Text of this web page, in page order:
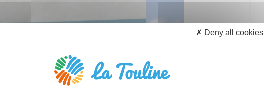
✗ Deny all cookies